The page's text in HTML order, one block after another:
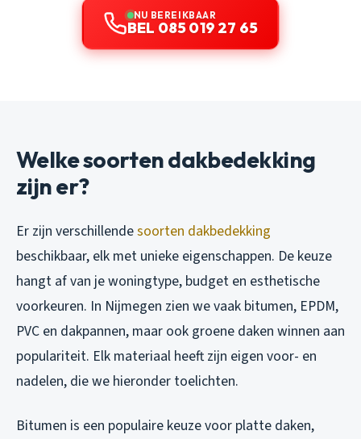
NU BEREIKBAAR
BEL 085 019 27 65
Welke soorten dakbedekking
zijn er?
Er zijn verschillendesoorten dakbedekking
beschikbaar, elk met unieke eigenschappen. De keuze
hangt af van je woningtype, budget en esthetische
voorkeuren. In Nijmegen zien we vaak bitumen, EPDM,
PVC en dakpannen, maar ook groene daken winnen aan
populariteit. Elk materiaal heeft zijn eigen voor- en
nadelen, die we hieronder toelichten.
Bitumen is een populaire keuze voor platte daken,